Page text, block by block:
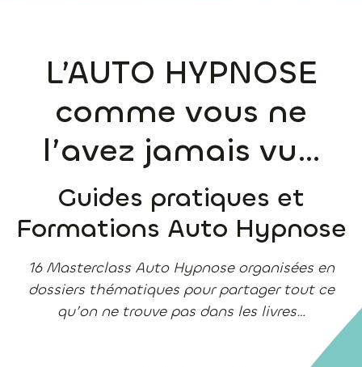
L’AUTO HYPNOSE
comme vous ne
l’avez jamais vu…
Guides pratiques et
Formations Auto Hypnose
16 Masterclass Auto Hypnose organisées en
dossiers thématiques pour partager tout ce
qu’on ne trouve pas dans les livres…